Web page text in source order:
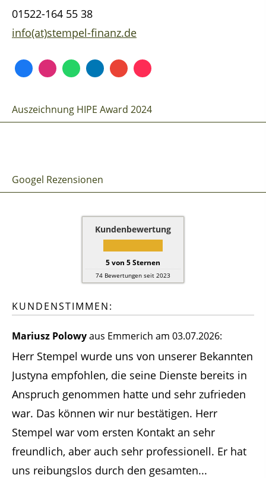
01522-164 55 38
info(at)stempel-finanz.de
Auszeichnung HIPE Award 2024
Googel Rezensionen
Kundenbewertung
5von 5Sternen
74 Bewertungen seit 2023
KUNDENSTIMMEN:
Mariusz Polowyaus Emmerich am 03.07.2026:
Herr Stempel wurde uns von unserer Bekannten
Justyna empfohlen, die seine Dienste bereits in
Anspruch genommen hatte und sehr zufrieden
war. Das können wir nur bestätigen. Herr
Stempel war vom ersten Kontakt an sehr
freundlich, aber auch sehr professionell. Er hat
uns reibungslos durch den gesamten...